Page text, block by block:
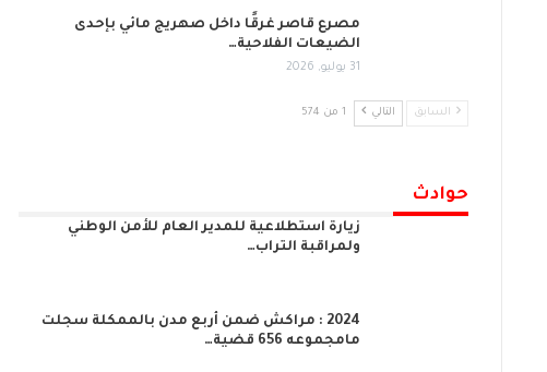
مصرع قاصر غرقًا داخل صهريج مائي بإحدى
الضيعات الفلاحية…
31 يوليو, 2026
السابق التالي 1 من 574
حوادث
زيارة استطلاعية للمدير العام للأمن الوطني
ولمراقبة التراب…
2024 : مراكش ضمن أربع مدن بالممكلة سجلت
مامجموعه 656 قضية…